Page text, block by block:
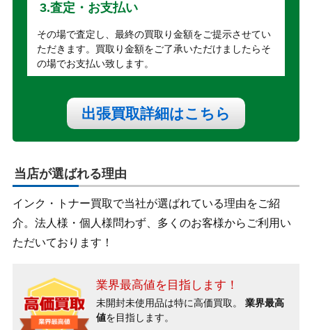
3.査定・お支払い
その場で査定し、最終の買取り金額をご提示させてい
ただきます。買取り金額をご了承いただけましたらそ
の場でお支払い致します。
出張買取詳細はこちら
当店が選ばれる理由
インク・トナー買取で当社が選ばれている理由をご紹
介。法人様・個人様問わず、多くのお客様からご利用い
ただいております！
業界最高値を目指します！
未開封未使用品は特に高価買取。 業界最高
値を目指します。